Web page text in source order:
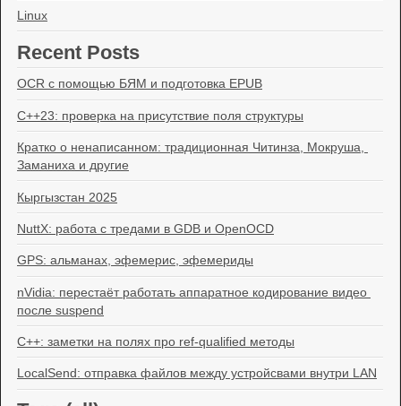
Linux
Recent Posts
OCR с помощью БЯМ и подготовка EPUB
C++23: проверка на присутствие поля структуры
Кратко о ненаписанном: традиционная Читинза, Мокруша,
Заманиха и другие
Кыргызстан 2025
NuttX: работа с тредами в GDB и OpenOCD
GPS: альманах, эфемерис, эфемериды
nVidia: перестаёт работать аппаратное кодирование видео
после suspend
C++: заметки на полях про ref-qualified методы
LocalSend: отправка файлов между устройсвами внутри LAN